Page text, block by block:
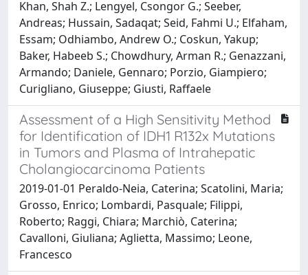
Khan, Shah Z.; Lengyel, Csongor G.; Seeber,
Andreas; Hussain, Sadaqat; Seid, Fahmi U.; Elfaham,
Essam; Odhiambo, Andrew O.; Coskun, Yakup;
Baker, Habeeb S.; Chowdhury, Arman R.; Genazzani,
Armando; Daniele, Gennaro; Porzio, Giampiero;
Curigliano, Giuseppe; Giusti, Raffaele
Assessment of a High Sensitivity Method
for Identification of IDH1 R132x Mutations
in Tumors and Plasma of Intrahepatic
Cholangiocarcinoma Patients
2019-01-01 Peraldo-Neia, Caterina; Scatolini, Maria;
Grosso, Enrico; Lombardi, Pasquale; Filippi,
Roberto; Raggi, Chiara; Marchiò, Caterina;
Cavalloni, Giuliana; Aglietta, Massimo; Leone,
Francesco